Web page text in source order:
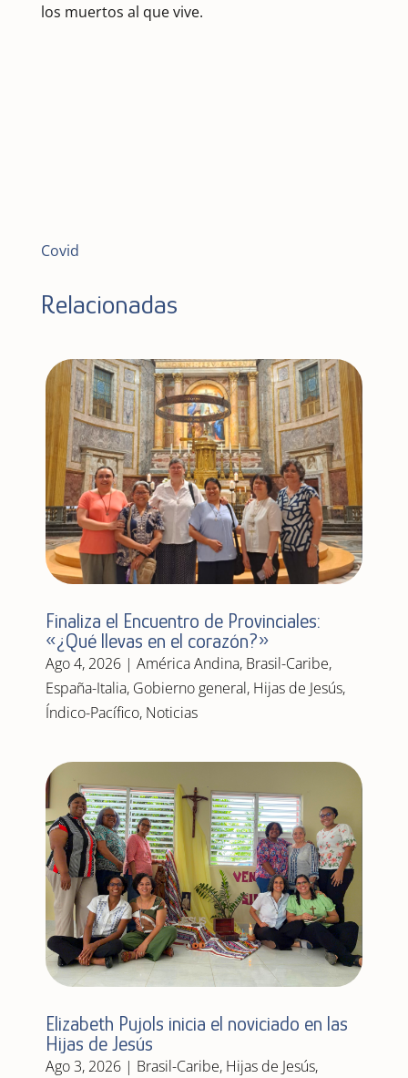
los muertos al que vive.
Covid
Relacionadas
Finaliza el Encuentro de Provinciales:
«¿Qué llevas en el corazón?»
Ago 4, 2026| América Andina, Brasil-Caribe,
España-Italia, Gobierno general, Hijas de Jesús,
Índico-Pacífico, Noticias
Elizabeth Pujols inicia el noviciado en las
Hijas de Jesús
Ago 3, 2026| Brasil-Caribe, Hijas de Jesús,